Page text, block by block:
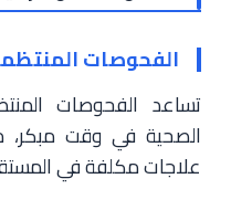
الفحوصات
تساعد الفحوصات
الصحية في وقت مبكر،
علاجات مكلفة في